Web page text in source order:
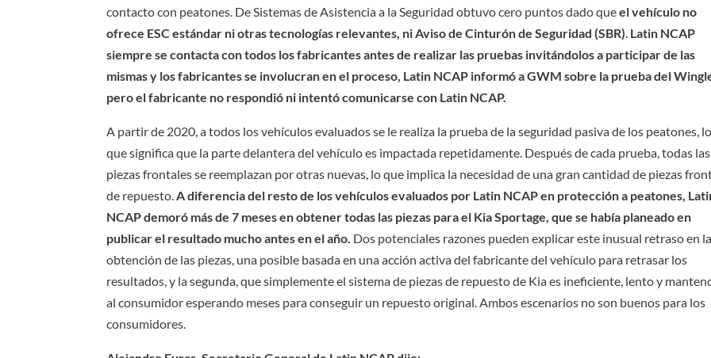
contacto con peatones. De Sistemas de Asistencia a la Seguridad obtuvo cero puntos dado queel vehículo no
ofrece ESC estándar ni otras tecnologías relevantes, ni Aviso de Cinturón de Seguridad (SBR). Latin NCAP
siempre se contacta con todos los fabricantes antes de realizar las pruebas invitándolos a participar de las
mismas y los fabricantes se involucran en el proceso, Latin NCAP informó a GWM sobre la prueba del
pero el fabricante no respondió ni intentó comunicarse con Latin NCAP.
A partir de 2020, a todos los vehículos evaluados se le realiza la prueba de la seguridad pasiva de los peatones, lo
que significa que la parte delantera del vehículo es impactada repetidamente. Después de cada prueba, todas las
piezas frontales se reemplazan por otras nuevas, lo que implica la necesidad de una gran cantidad de piezas
de repuesto.A diferencia del resto de los vehículos evaluados por Latin NCAP en protección a peatones,
NCAP demoró más de 7 meses en obtener todas las piezas para el Kia Sportage, que se había planeado en
publicar el resultado mucho antes en el año. Dos potenciales razones pueden explicar este inusual retraso en la
obtención de las piezas, una posible basada en una acción activa del fabricante del vehículo para retrasar los
resultados, y la segunda, que simplemente el sistema de piezas de repuesto de Kia es ineficiente, lento y
al consumidor esperando meses para conseguir un repuesto original. Ambos escenarios no son buenos para los
consumidores.